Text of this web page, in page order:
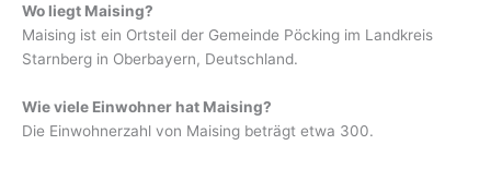
Wo liegt Maising?
Maising ist ein Ortsteil der Gemeinde Pöcking im Landkreis
Starnberg in Oberbayern, Deutschland.
Wie viele Einwohner hat Maising?
Die Einwohnerzahl von Maising beträgt etwa 300.